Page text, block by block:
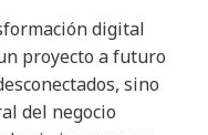
digital
proyecto a futuro
sino
del negocio